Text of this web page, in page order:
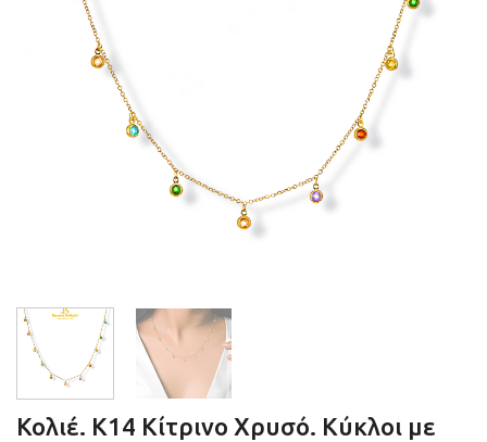
Κολιέ. Κ14 Κίτρινο Χρυσό. Κύκλοι με